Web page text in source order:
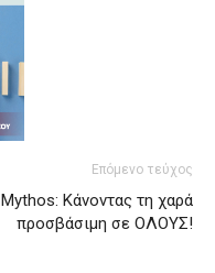
Επόμενο τεύχος
Mythos: Κάνοντας τη χαρά
προσβάσιμη σε ΟΛΟΥΣ!